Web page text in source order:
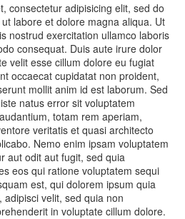
consectetur adipisicing elit, sed do
labore et dolore magna aliqua. Ut
nostrud exercitation ullamco laboris
consequat. Duis aute irure dolor
velit esse cillum dolore eu fugiat
occaecat cupidatat non proident,
mollit anim id est laborum. Sed
natus error sit voluptatem
totam rem aperiam,
veritatis et quasi architecto
Nemo enim ipsam voluptatem
aut odit aut fugit, sed quia
eos qui ratione voluptatem sequi
est, qui dolorem ipsum quia
velit, sed quia non
in voluptate cillum dolore.